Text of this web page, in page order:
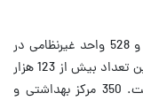
رئیس جمعیت هلال‌احمر با بیان اینکه 149 هزار و 528 واحد غیرنظامی در
جنگ مورد حمله قرار گرفته است، بیان کرد: از این تعداد بیش از 123 هزار
مورد مسکونی و 24 هزار مورد تجاری بوده است. 350 مرکز بهداشتی و